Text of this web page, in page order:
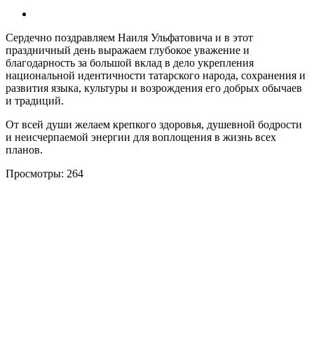
Сердечно поздравляем Наиля Ульфатовича и в этот
праздничный день выражаем глубокое уважение и
благодарность за большой вклад в дело укрепления
национальной идентичности татарского народа, сохранения и
развития языка, культуры и возрождения его добрых обычаев
и традиций.
От всей души желаем крепкого здоровья, душевной бодрости
и неисчерпаемой энергии для воплощения в жизнь всех
планов.
Просмотры: 264